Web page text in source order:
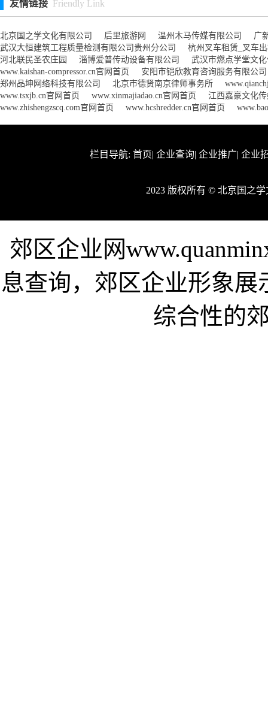
友情链接 Friendly Link
北京国之学文化有限公司 后里旅游网 温州木马传媒有限公司
广
武汉大恒建筑工程质量检测有限公司贵州分公司
杭州叉车租赁_叉车
河北联民圣农庄园
淄博爱普传动设备有限公司
武汉市燃点学堂文
www.kaishan-compressor.cn官网首页
安阳市铠欣教育咨询服务有限公司
郑州品坤网络科技有限公司
北京市德贤南京律师事务所
www.tsxjb.cn官网首页
www.xinmajiadao.cn官网首页
江西嘉豪文化
www.zhishengzscq.com官网首页
www.hcshredder.cn官网首页
栏目导航: 首页| 企业查询| 企业推广| 企业
2023 版权所有 © 北京国之
郊区企业网
息查询，郊区企业形象
综合性的